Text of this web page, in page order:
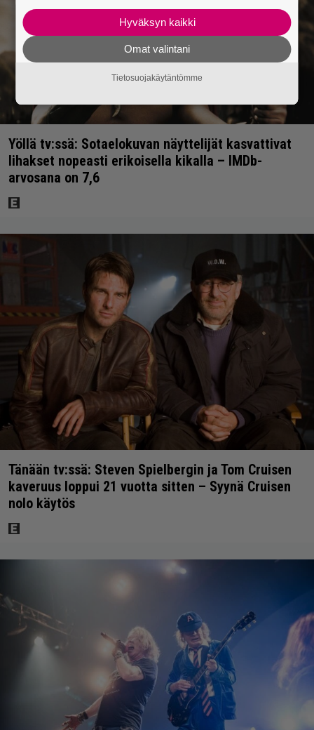
Yöllä tv:ssä: Sotaelokuvan näyttelijät kasvattivat
lihakset nopeasti erikoisella kikalla – IMDb-
arvosana on 7,6
Tänään tv:ssä: Steven Spielbergin ja Tom Cruisen
kaveruus loppui 21 vuotta sitten – Syynä Cruisen
nolo käytös
Hyväksyn kaikki
Omat valintani
Tietosuojakäytäntömme